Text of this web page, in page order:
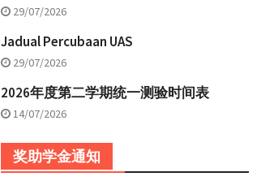
29/07/2026
Jadual Percubaan UAS
29/07/2026
2026年度第二学期统一测验时间表
14/07/2026
奖助学金通知